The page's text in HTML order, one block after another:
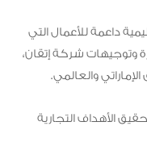
داعمة للأعمال التي
وتوجيهات شركة إتقان،
والعالمي.
الأهداف التجارية